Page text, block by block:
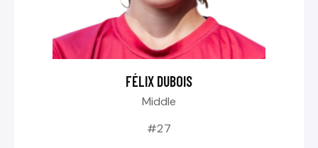
FÉLIX DUBOIS
Middle
#27